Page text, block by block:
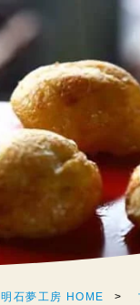
明石夢工房 HOME